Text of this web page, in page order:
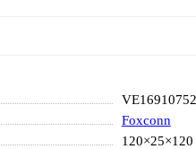
VE16910752
Foxconn
120×25×120